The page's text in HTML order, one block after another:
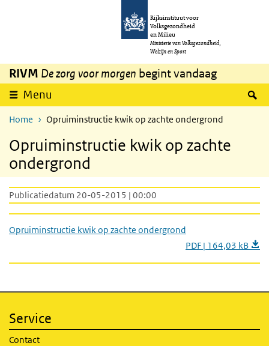
Overslaan en naar de inhoud gaan
Rijksinstituut voor
Volksgezondheid
en Milieu
Ministerie van Volksgezondheid,
Welzijn en Sport
RIVM De zorg voor morgen begint vandaag
Menu
Home Opruiminstructie kwik op zachte ondergrond
Opruiminstructie kwik op zachte
ondergrond
Publicatiedatum 20-05-2015 | 00:00
Opruiminstructie kwik op zachte ondergrond
PDF | 164,03 kB
Service
Contact